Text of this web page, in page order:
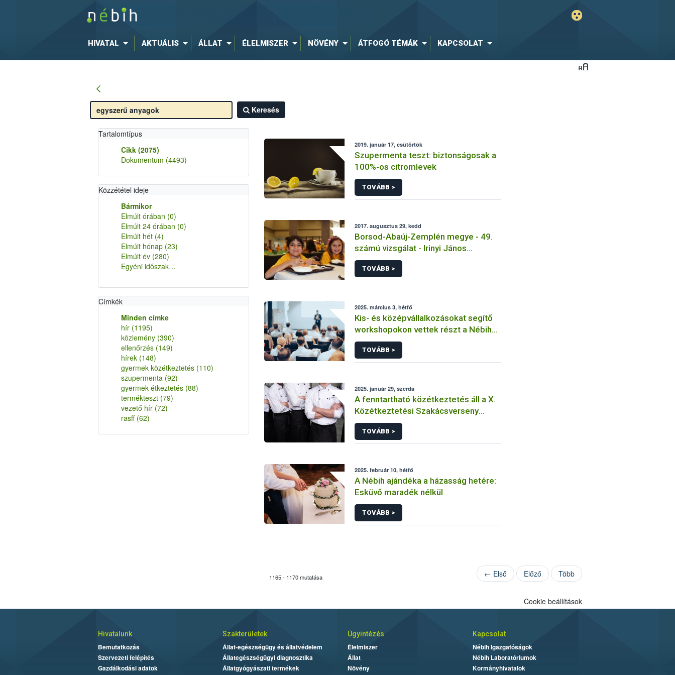
HIVATAL AKTUÁLIS ÁLLAT ÉLELMISZER NÖVÉNY ÁTFOGÓ TÉMÁK KAPCSOLAT
Keresés
Tartalomtípus
Cikk (2075)
Dokumentum (4493)
Közzététel ideje
Bármikor
Elmúlt órában (0)
Elmúlt 24 órában (0)
Elmúlt hét (4)
Elmúlt hónap (23)
Elmúlt év (280)
Egyéni időszak…
Címkék
Minden címke
hír (1195)
közlemény (390)
ellenőrzés (149)
hírek (148)
gyermek közétkeztetés (110)
szupermenta (92)
gyermek étkeztetés (88)
termékteszt (79)
vezető hír (72)
rasff (62)
2019. január 17, csütörtök
Szupermenta teszt: biztonságosak a
100%-os citromlevek
TOVÁBB >
2017. augusztus 29, kedd
Borsod-Abaúj-Zemplén megye - 49.
számú vizsgálat - Irinyi János
Református Szakgimnázium,
Szakközépiskola és Diákotthon
Tálalókonyha
TOVÁBB >
2025. március 3, hétfő
Kis- és középvállalkozásokat segítő
workshopokon vettek részt a Nébih
szakértői
TOVÁBB >
2025. január 29, szerda
A fenntartható közétkeztetés áll a X.
Közétkeztetési Szakácsverseny
középpontjában
TOVÁBB >
2025. február 10, hétfő
A Nébih ajándéka a házasság hetére:
Esküvő maradék nélkül
TOVÁBB >
1165 - 1170 mutatása ← Első Előző Több
Cookie beállítások
Hivatalunk
Bemutatkozás
Szervezeti felépítés
Gazdálkodási adatok
Szakterületek
Állat-egészségügy és állatvédelem
Állategészségügyi diagnosztika
Állatgyógyászati termékek
Ügyintézés
Élelmiszer
Állat
Növény
Kapcsolat
Nébih Igazgatóságok
Nébih Laboratóriumok
Kormányhivatalok